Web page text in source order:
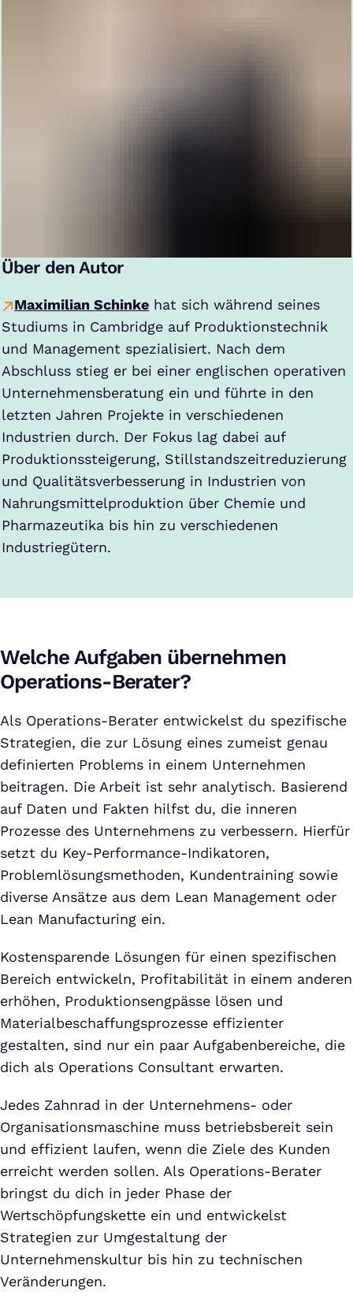
Über den Autor
Maximilian Schinke hat sich während seines
Studiums in Cambridge auf Produktionstechnik
und Management spezialisiert. Nach dem
Abschluss stieg er bei einer englischen operativen
Unternehmensberatung ein und führte in den
letzten Jahren Projekte in verschiedenen
Industrien durch. Der Fokus lag dabei auf
Produktionssteigerung, Stillstandszeitreduzierung
und Qualitätsverbesserung in Industrien von
Nahrungsmittelproduktion über Chemie und
Pharmazeutika bis hin zu verschiedenen
Industriegütern.
Welche Aufgaben übernehmen
Operations-Berater?
Als Operations-Berater entwickelst du spezifische
Strategien, die zur Lösung eines zumeist genau
definierten Problems in einem Unternehmen
beitragen. Die Arbeit ist sehr analytisch. Basierend
auf Daten und Fakten hilfst du, die inneren
Prozesse des Unternehmens zu verbessern. Hierfür
setzt du Key-Performance-Indikatoren,
Problemlösungsmethoden, Kundentraining sowie
diverse Ansätze aus dem Lean Management oder
Lean Manufacturing ein.
Kostensparende Lösungen für einen spezifischen
Bereich entwickeln, Profitabilität in einem anderen
erhöhen, Produktionsengpässe lösen und
Materialbeschaffungsprozesse effizienter
gestalten, sind nur ein paar Aufgabenbereiche, die
dich als Operations Consultant erwarten.
Jedes Zahnrad in der Unternehmens- oder
Organisationsmaschine muss betriebsbereit sein
und effizient laufen, wenn die Ziele des Kunden
erreicht werden sollen. Als Operations-Berater
bringst du dich in jeder Phase der
Wertschöpfungskette ein und entwickelst
Strategien zur Umgestaltung der
Unternehmenskultur bis hin zu technischen
Veränderungen.